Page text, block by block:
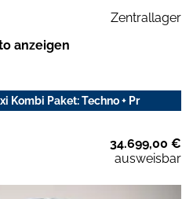
Zentrallager
anzeigen
Kombi Paket: Techno + Pr
34.699,00 €
ausweisbar